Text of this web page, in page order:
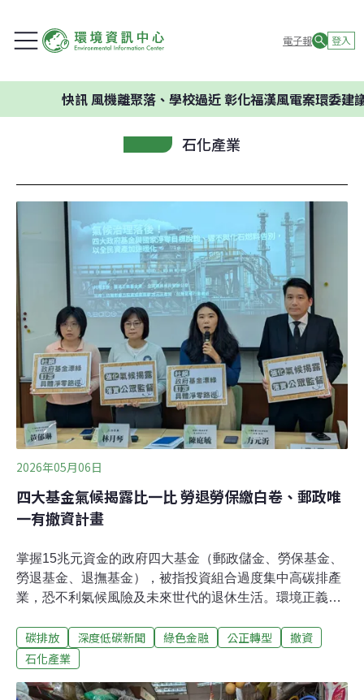
電子報 登入
風機離聚落、學校過近 彰化福漢風電案環委建議不應開發
石化產業
2026年05月06日
四大基金氣候揭露比一比 勞退勞保繳白卷、郵政唯
一有撤資計畫
掌握15兆元資金的政府四大基金（郵政儲金、勞保基金、
勞退基金、退撫基金），被指投資組合過度集中高碳排產
業，恐不利氣候風險及未來世代的退休生活。環境正義基
析、高碳排曝險佔比、化石燃料撤資策略等項目都交白
卷。環團呼籲，四大基金應強化氣候揭露，氣候法也應明
全民退休金深陷巨大風險每月從薪資提撥的勞保、勞退費
碳排放 深度低碳新聞 綠色金融 公正轉型
撤資
石化產業